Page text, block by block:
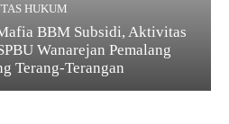
HUKUM
BBM Subsidi, Aktivitas
Wanarejan Pemalang
Terang-Terangan